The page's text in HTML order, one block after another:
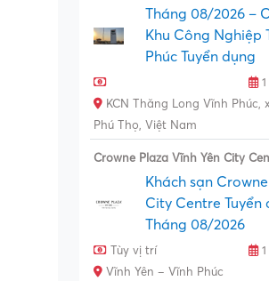
Tháng 08/2026 –
Khu Công Nghiệp
Phúc Tuyển dụng
1
KCN Thăng Long Vĩnh Phúc,
Phú Thọ, Việt Nam
Crowne Plaza Vĩnh Yên City
Khách sạn
City Centre Tuyển
Tháng 08/2026
Tùy vị trí
1
Vĩnh Yên – Vĩnh Phúc